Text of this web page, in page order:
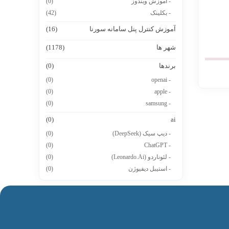
- بکلینک
(42)
آموزش کنترل پنل سامانه سورنا (16)
شهر ها (1178)
برندها (0)
- openai
(0)
- apple
(0)
- samsung
(0)
ai
(0)
- دیپ سیک (DeepSeek)
(0)
- ChatGPT
(0)
- لئوناردو (Leonardo.Ai)
(0)
- استیبل دیفیوژن
(0)